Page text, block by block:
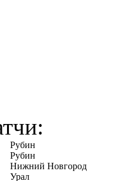
Рубин
Рубин
Нижний Новгород
Урал